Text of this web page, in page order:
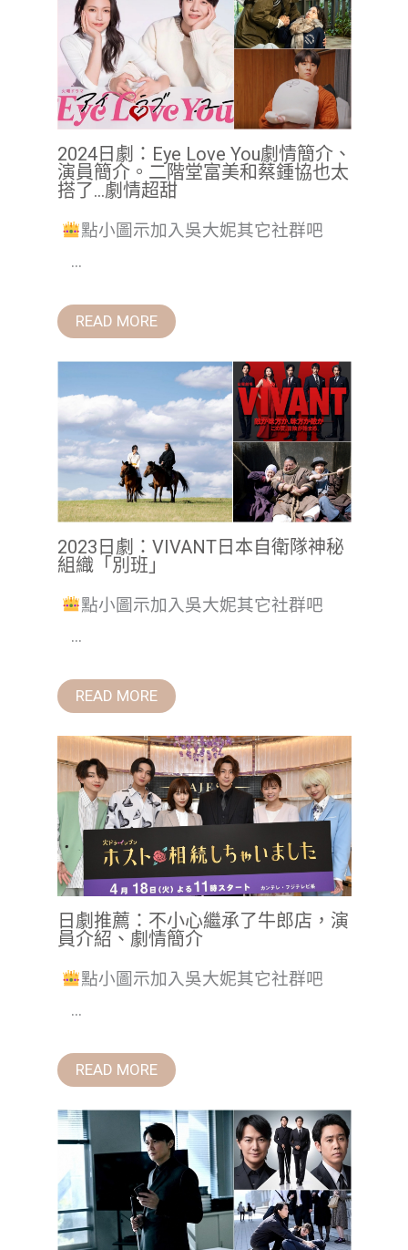
2024日劇：Eye Love You劇情簡介、
演員簡介。二階堂富美和蔡鍾協也太
搭了…劇情超甜
點小圖示加入吳大妮其它社群吧
...
READ MORE
2023日劇：VIVANT日本自衛隊神秘
組織「別班」
點小圖示加入吳大妮其它社群吧
...
READ MORE
日劇推薦：不小心繼承了牛郎店，演
員介紹、劇情簡介
點小圖示加入吳大妮其它社群吧
...
READ MORE